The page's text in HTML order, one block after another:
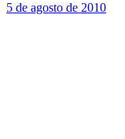
5 de agosto de 2010